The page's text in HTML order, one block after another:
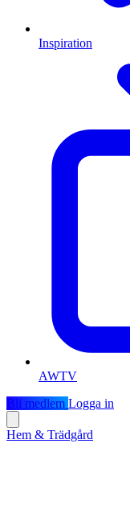
Inspiration
AWTV
Bli medlem Logga in
Hem & Trädgård